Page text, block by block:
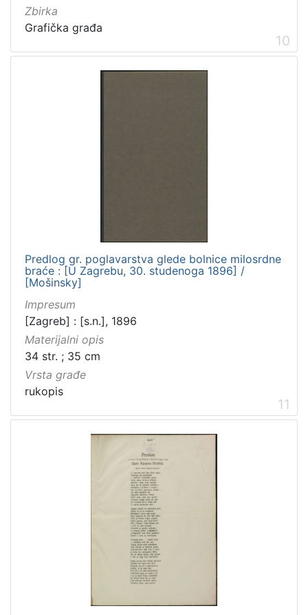
Zbirka
Grafička građa
10
Predlog gr. poglavarstva glede bolnice milosrdne
braće : [U Zagrebu, 30. studenoga 1896] /
[Mošinsky]
Impresum
[Zagreb] : [s.n.], 1896
Materijalni opis
34 str. ; 35 cm
Vrsta građe
rukopis
11